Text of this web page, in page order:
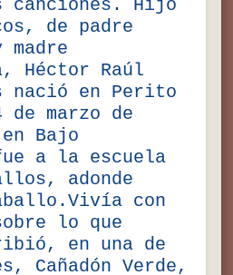
canciones. Hijo
de padre
madre
Héctor Raúl
nació en Perito
de marzo de
Bajo
a la escuela
adonde
con
lo que
en una de
Cañadón Verde,